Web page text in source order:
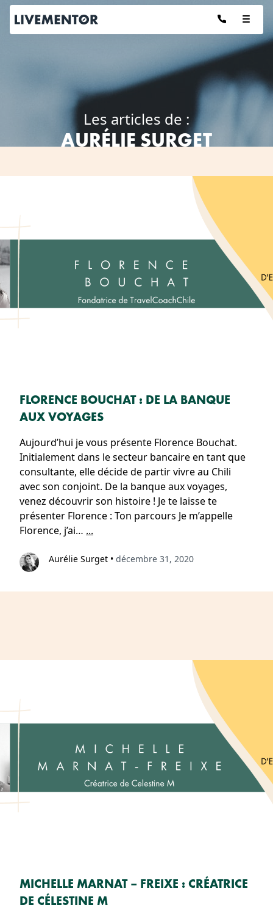
Aller
contenu
Les articles de :
AURÉLIE SURGET
FLORENCE BOUCHAT : DE LA BANQUE
AUX VOYAGES
Aujourd’hui je vous présente Florence Bouchat.
Initialement dans le secteur bancaire en tant que
consultante, elle décide de partir vivre au Chili
avec son conjoint. De la banque aux voyages,
venez découvrir son histoire ! Je te laisse te
présenter Florence : Ton parcours Je m’appelle
Florence, j’ai… ...
Aurélie Surget • décembre 31, 2020
MICHELLE MARNAT – FREIXE : CRÉATRICE
DE CÉLESTINE M